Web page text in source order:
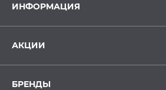
ИНФОРМАЦИЯ
АКЦИИ
БРЕНДЫ